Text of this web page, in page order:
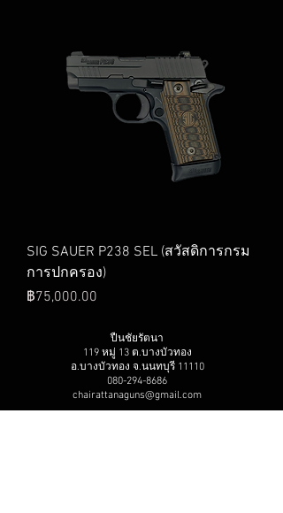
SIG SAUER P238 SEL (สวัสดิการกรม
การปกครอง)
ราคา
฿75,000.00
ปืนชัยรัตนา
119 หมู่ 13 ต.บางบัวทอง
อ.บางบัวทอง จ.นนทบุรี 11110​
080-294-8686
chairattanaguns@gmail.com